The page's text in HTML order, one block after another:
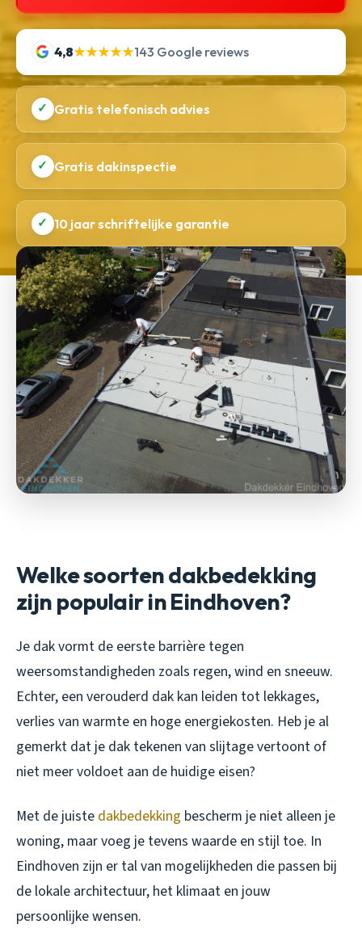
4,8★★★★★143 Google reviews
✓ Gratis telefonisch advies
✓ Gratis dakinspectie
✓ 10 jaar schriftelijke garantie
Welke soorten dakbedekking
zijn populair in Eindhoven?
Je dak vormt de eerste barrière tegen
weersomstandigheden zoals regen, wind en sneeuw.
Echter, een verouderd dak kan leiden tot lekkages,
verlies van warmte en hoge energiekosten. Heb je al
gemerkt dat je dak tekenen van slijtage vertoont of
niet meer voldoet aan de huidige eisen?
Met de juiste dakbedekking bescherm je niet alleen je
woning, maar voeg je tevens waarde en stijl toe. In
Eindhoven zijn er tal van mogelijkheden die passen bij
de lokale architectuur, het klimaat en jouw
persoonlijke wensen.